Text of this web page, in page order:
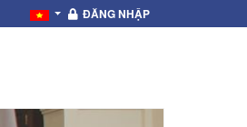
ĐĂNG NHẬP